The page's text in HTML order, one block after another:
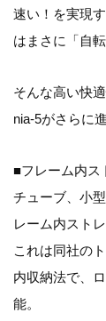
速い！を実現
はまさに「自
そんな高い快
nia-5がさらに
■フレーム内ス
チューブ、小
レーム内スト
これは同社の
内収納法で、
能。